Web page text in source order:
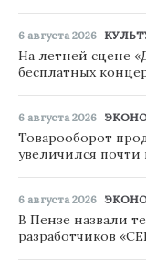
6 августа 2026
На летней сцене
бесплатных
6 августа 2026
Товарооборот
увеличился почти
6 августа 2026
В Пензе назвали
разработчиков